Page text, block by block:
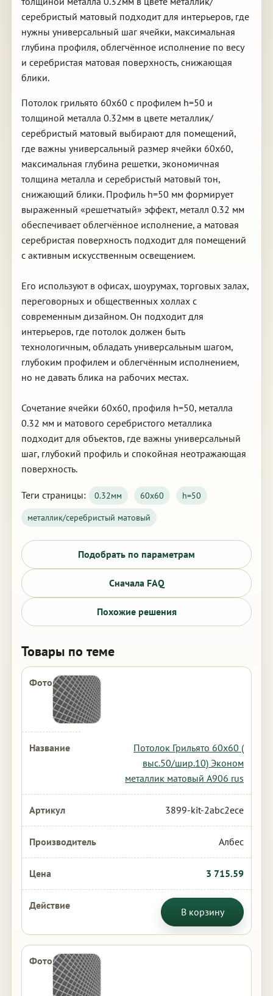
серебристый матовый подходит для интерьеров, где
нужны универсальный шаг ячейки, максимальная
глубина профиля, облегчённое исполнение по весу
и серебристая матовая поверхность, снижающая
блики.
Потолок грильято 60х60 с профилем h=50 и
толщиной металла 0.32мм в цвете металлик/
серебристый матовый выбирают для помещений,
где важны универсальный размер ячейки 60х60,
максимальная глубина решетки, экономичная
толщина металла и серебристый матовый тон,
снижающий блики. Профиль h=50 мм формирует
выраженный «решетчатый» эффект, металл 0.32 мм
обеспечивает облегчённое исполнение, а матовая
серебристая поверхность подходит для помещений
с активным искусственным освещением.
Его используют в офисах, шоурумах, торговых залах,
переговорных и общественных холлах с
современным дизайном. Он подходит для
интерьеров, где потолок должен быть
технологичным, обладать универсальным шагом,
глубоким профилем и облегчённым исполнением,
но не давать блика на рабочих местах.
Сочетание ячейки 60х60, профиля h=50, металла
0.32 мм и матового серебристого металлика
подходит для объектов, где важны универсальный
шаг, глубокий профиль и спокойная неотражающая
поверхность.
Теги страницы: 0.32мм 60х60
h=50
металлик/серебристый матовый
Подобрать по параметрам
Сначала FAQ
Похожие решения
Товары по теме
Потолок Грильято 60х60 (
выс.50/шир.10) Эконом
металлик матовый А906 rus
3899-kit-2abc2ece
Албес
3 715.59
В корзину